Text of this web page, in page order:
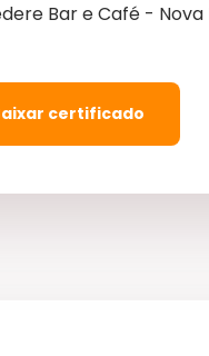
Bar e Café - Nova
certificado